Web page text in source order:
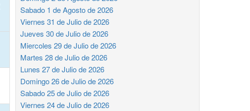
Sabado 1 de Agosto de 2026
Viernes 31 de Julio de 2026
Jueves 30 de Julio de 2026
Miercoles 29 de Julio de 2026
Martes 28 de Julio de 2026
Lunes 27 de Julio de 2026
Domingo 26 de Julio de 2026
Sabado 25 de Julio de 2026
Viernes 24 de Julio de 2026